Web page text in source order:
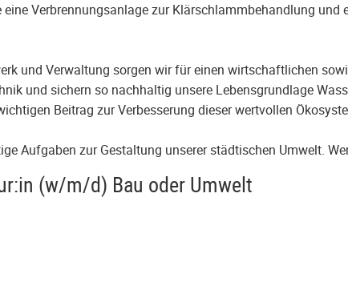
Verbrennungsanlage zur Klärschlammbehandlung
und Verwaltung sorgen wir für einen wirtschaftlichen
und sichern so nachhaltig unsere Lebensgrundlage
Beitrag zur Verbesserung dieser wertvollen
Aufgaben zur Gestaltung unserer städtischen Umwelt.
(w/m/d) Bau oder Umwelt